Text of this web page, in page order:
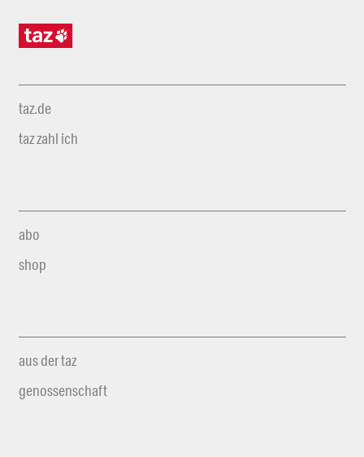
taz.de
taz zahl ich
abo
shop
aus der taz
genossenschaft